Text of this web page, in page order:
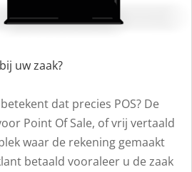
uw zaak?
dat precies POS? De
Point Of Sale, of vrij vertaald
waar de rekening gemaakt
betaald vooraleer u de zaak